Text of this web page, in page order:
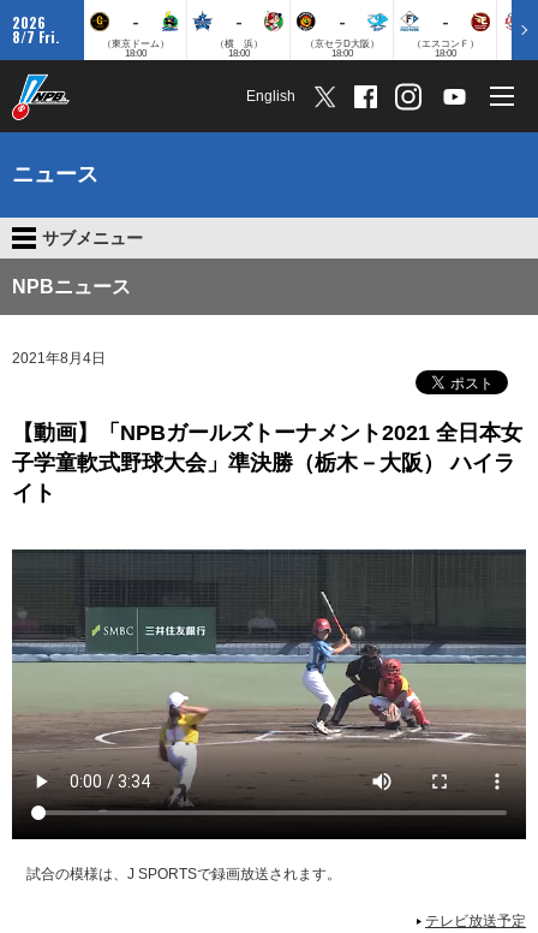
2026
8/7 Fri.
-
（東京ドーム）
18:00
-
（横 浜）
18:00
-
（京セラD大阪）
18:00
-
（エスコンＦ）
18:00
English
ニュース
サブメニュー
NPBニュース
2021年8月4日
【動画】「NPBガールズトーナメント2021 全日本女
子学童軟式野球大会」準決勝（栃木－大阪） ハイラ
イト
試合の模様は、J SPORTSで録画放送されます。
テレビ放送予定